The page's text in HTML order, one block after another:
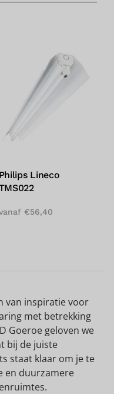
Philips Lineco
€56,40
van inspiratie voor
met betrekking
Goeroe geloven we
bij de juiste
staat klaar om je te
en duurzamere